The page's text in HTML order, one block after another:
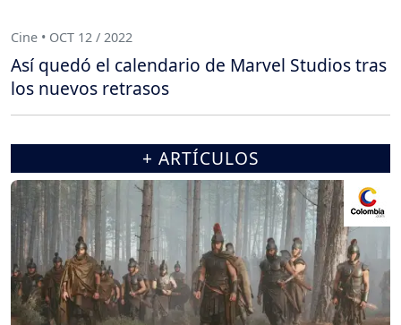
Cine • OCT 12 / 2022
Así quedó el calendario de Marvel Studios tras
los nuevos retrasos
+ ARTÍCULOS